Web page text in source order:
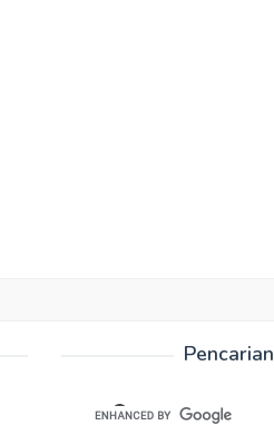
Pencarian